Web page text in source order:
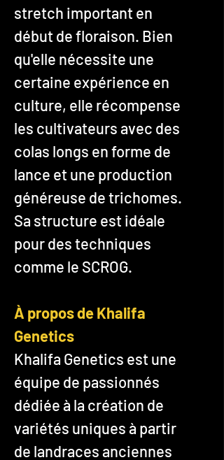
stretch important en
début de floraison. Bien
qu'elle nécessite une
certaine expérience en
culture, elle récompense
les cultivateurs avec des
colas longs en forme de
lance et une production
généreuse de trichomes.
Sa structure est idéale
pour des techniques
comme le SCROG.
À propos de Khalifa
Genetics
Khalifa Genetics est une
équipe de passionnés
dédiée à la création de
variétés uniques à partir
de landraces anciennes